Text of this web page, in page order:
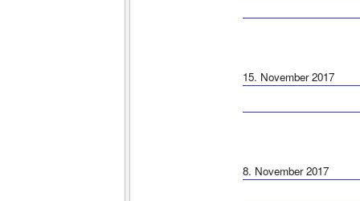
15. November 2017
8. November 2017